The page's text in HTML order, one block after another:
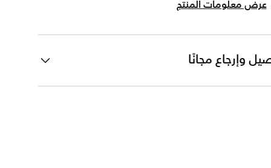
عرض معلومات المنتج
وإرجاع مجانًا